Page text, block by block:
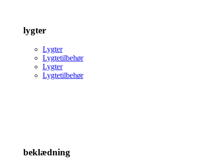
lygter
Lygter
Lygtetilbehør
Lygter
Lygtetilbehør
beklædning